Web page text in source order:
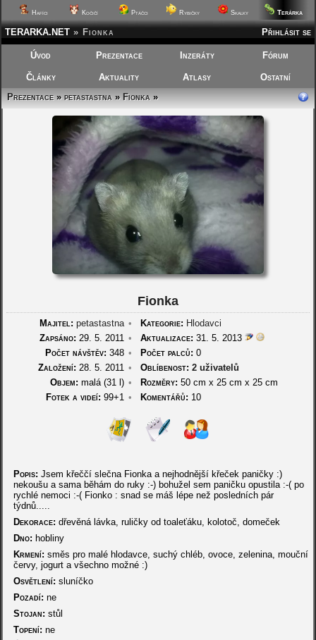
Hafíci Kočičí Ptáčci Rybičky Skalky Terárka
Přihlásit se
TERARKA.NET » Fionka
Úvod Prezentace Inzeráty Fórum
Články Aktuality Atlasy
Ostatní
Prezentace»petastastna»Fionka»
Fionka
Majitel: petastastna • Kategorie: Hlodavci
Zapsáno: 29. 5. 2011 • Aktualizace: 31. 5. 2013
Počet návštěv: 348 • Počet palců: 0
Založení: 28. 5. 2011 • Oblíbenost: 2 uživatelů
Objem: malá (31 l) • Rozměry: 50 cm x 25 cm x 25 cm
Fotek a videí: 99+1 • Komentářů: 10
Popis: Jsem křeččí slečna Fionka a nejhodnější křeček paničky :)
nekoušu a sama běhám do ruky :-) bohužel sem paničku opustila :-( po
rychlé nemoci :-( Fionko : snad se máš lépe než posledních pár
týdnů.....
Dekorace: dřevěná lávka, ruličky od toaleťáku, kolotoč, domeček
Dno: hobliny
Krmení: směs pro malé hlodavce, suchý chléb, ovoce, zelenina, mouční
červy, jogurt a všechno možné :)
Osvětlení: sluníčko
Pozadí: ne
Stojan: stůl
Topení: ne